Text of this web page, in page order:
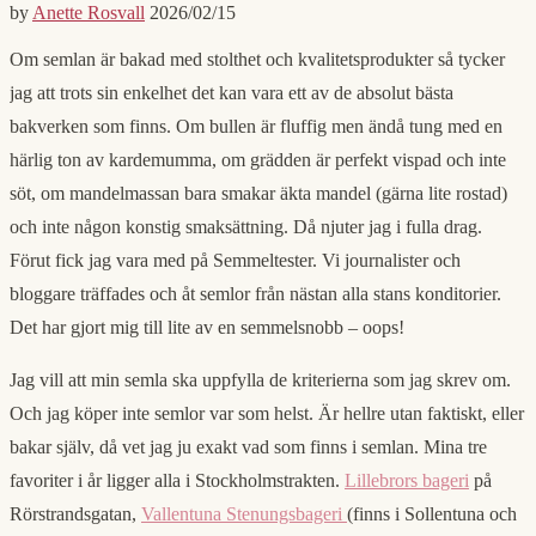
by Anette Rosvall 2026/02/15
Om semlan är bakad med stolthet och kvalitetsprodukter så tycker
jag att trots sin enkelhet det kan vara ett av de absolut bästa
bakverken som finns. Om bullen är fluffig men ändå tung med en
härlig ton av kardemumma, om grädden är perfekt vispad och inte
söt, om mandelmassan bara smakar äkta mandel (gärna lite rostad)
och inte någon konstig smaksättning. Då njuter jag i fulla drag.
Förut fick jag vara med på Semmeltester. Vi journalister och
bloggare träffades och åt semlor från nästan alla stans konditorier.
Det har gjort mig till lite av en semmelsnobb – oops!
Jag vill att min semla ska uppfylla de kriterierna som jag skrev om.
Och jag köper inte semlor var som helst. Är hellre utan faktiskt, eller
bakar själv, då vet jag ju exakt vad som finns i semlan. Mina tre
favoriter i år ligger alla i Stockholmstrakten. Lillebrors bageri på
Rörstrandsgatan, Vallentuna Stenungsbageri (finns i Sollentuna och